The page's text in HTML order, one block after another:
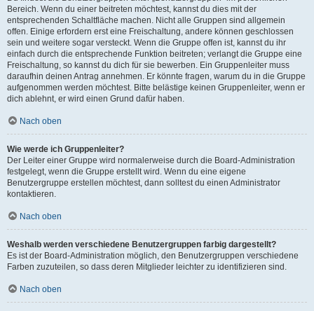
Bereich. Wenn du einer beitreten möchtest, kannst du dies mit der
entsprechenden Schaltfläche machen. Nicht alle Gruppen sind allgemein
offen. Einige erfordern erst eine Freischaltung, andere können geschlossen
sein und weitere sogar versteckt. Wenn die Gruppe offen ist, kannst du ihr
einfach durch die entsprechende Funktion beitreten; verlangt die Gruppe eine
Freischaltung, so kannst du dich für sie bewerben. Ein Gruppenleiter muss
daraufhin deinen Antrag annehmen. Er könnte fragen, warum du in die Gruppe
aufgenommen werden möchtest. Bitte belästige keinen Gruppenleiter, wenn er
dich ablehnt, er wird einen Grund dafür haben.
Nach oben
Wie werde ich Gruppenleiter?
Der Leiter einer Gruppe wird normalerweise durch die Board-Administration
festgelegt, wenn die Gruppe erstellt wird. Wenn du eine eigene
Benutzergruppe erstellen möchtest, dann solltest du einen Administrator
kontaktieren.
Nach oben
Weshalb werden verschiedene Benutzergruppen farbig dargestellt?
Es ist der Board-Administration möglich, den Benutzergruppen verschiedene
Farben zuzuteilen, so dass deren Mitglieder leichter zu identifizieren sind.
Nach oben